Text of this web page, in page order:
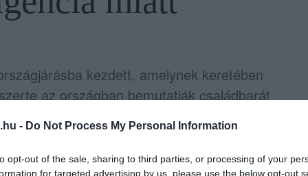
- Do Not Process My Personal Information
opt-out of the sale, sharing to third parties, or processing of your
for targeted advertising by us, please use the below opt-out
kezdett, amelynek keretében
az országban bemutatják családbarát
volt, ahol Simicskó István, a
fő célja a családok védelme és
a hagyományos értékek megőrzésének